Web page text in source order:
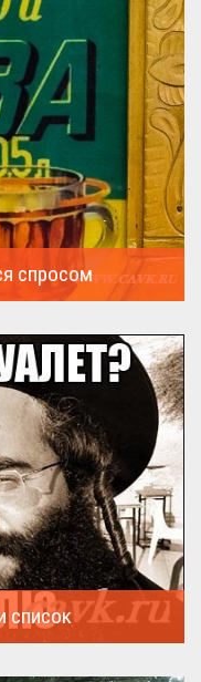
спросом
список